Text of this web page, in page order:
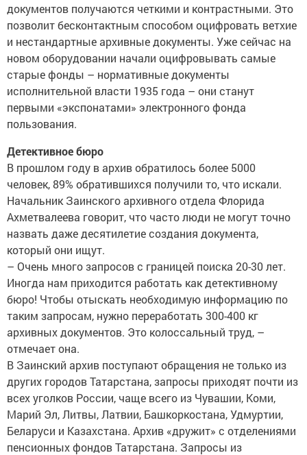
документов получаются четкими и контрастными. Это
позволит бесконтактным способом оцифровать ветхие
и нестандартные архивные документы. Уже сейчас на
новом оборудовании начали оцифровывать самые
старые фонды – нормативные документы
исполнительной власти 1935 года – они станут
первыми «экспонатами» электронного фонда
пользования.
Детективное бюро
В прошлом году в архив обратилось более 5000
человек, 89% обратившихся получили то, что искали.
Начальник Заинского архивного отдела Флорида
Ахметвалеева говорит, что часто люди не могут точно
назвать даже десятилетие создания документа,
который они ищут.
– Очень много запросов с границей поиска 20-30 лет.
Иногда нам приходится работать как детективному
бюро! Чтобы отыскать необходимую информацию по
таким запросам, нужно переработать 300-400 кг
архивных документов. Это колоссальный труд, –
отмечает она.
В Заинский архив поступают обращения не только из
других городов Татарстана, запросы приходят почти из
всех уголков России, чаще всего из Чувашии, Коми,
Марий Эл, Литвы, Латвии, Башкоркостана, Удмуртии,
Беларуси и Казахстана. Архив «дружит» с отделениями
пенсионных фондов Татарстана. Запросы из